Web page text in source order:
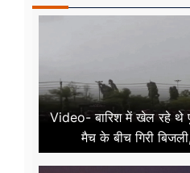
Video- बारिश में खेल रहे थे
मैच के बीच गिरी